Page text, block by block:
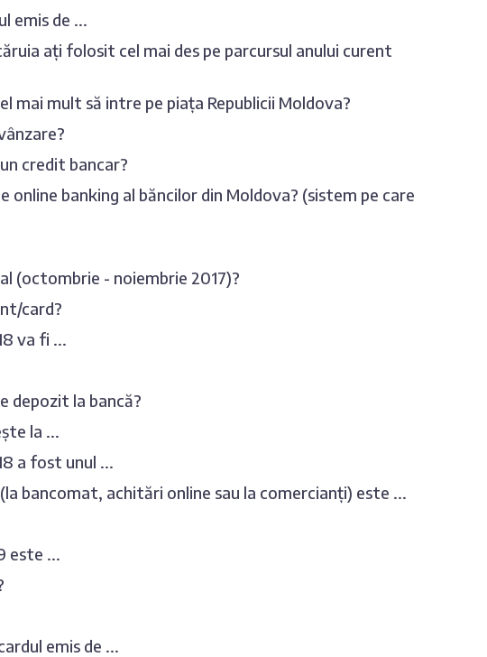
emis de ...
ați folosit cel mai des pe parcursul anului curent
mult să intre pe piața Republicii Moldova?
credit bancar?
banking al băncilor din Moldova? (sistem pe care
(octombrie - noiembrie 2017)?
card?
va fi ...
depozit la bancă?
la ...
a fost unul ...
bancomat, achitări online sau la comercianți) este ...
este ...
emis de ...